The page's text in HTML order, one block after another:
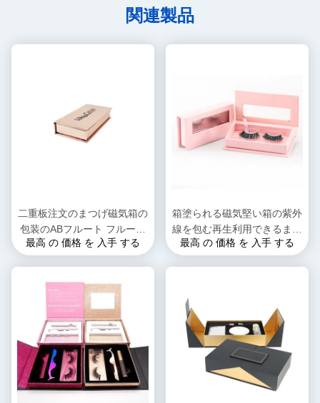
関連製品
二重板注文のまつげ磁気箱の
包装のABフルート フルート
であるため
最高 の 価格 を 入手 する
箱塗られる磁気堅い箱の紫外
線を包む再生利用できるまつ
げ延長
最高 の 価格 を 入手 する